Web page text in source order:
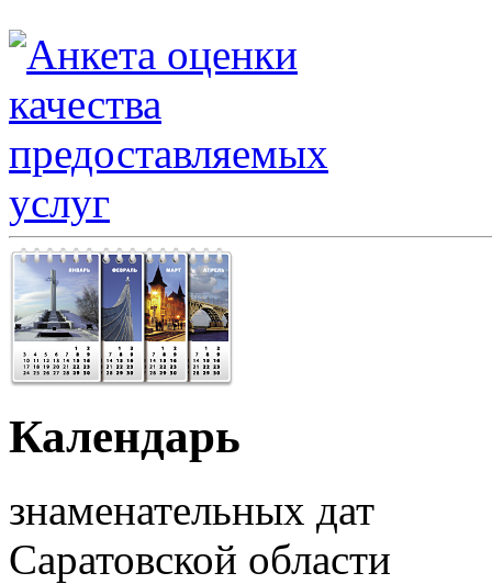
Календарь
знаменательных дат
Саратовской области